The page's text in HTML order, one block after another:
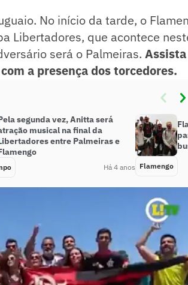
No início da tarde, o
Libertadores, que acontece
será o Palmeiras. Assista
a presença dos torcedores.
segunda vez, Anitta será
musical na final da
entre Palmeiras e
Há 4 anos Flamengo